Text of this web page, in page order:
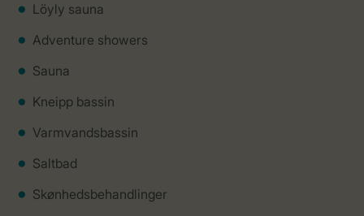
Löyly sauna
Adventure showers
Sauna
Kneipp bassin
Varmvandsbassin
Saltbad
Skønhedsbehandlinger